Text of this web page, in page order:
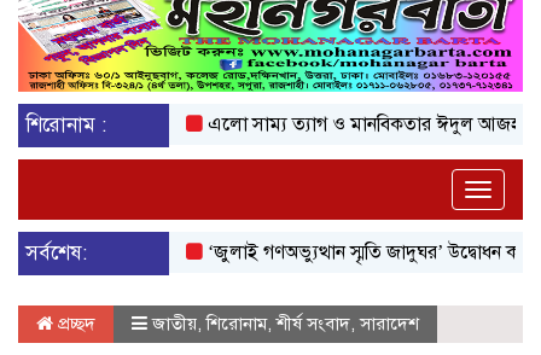
শিরোনাম : এলো সাম্য ত্যাগ ও মানবিকতার ঈদুল আজহা
Toggle
সর্বশেষ:
‘জুলাই গণঅভ্যুত্থান স্মৃতি জাদুঘর’ উদ্বোধন করলেন
প্রচ্ছদ জাতীয়,শিরোনাম,শীর্ষ সংবাদ,সারাদেশ